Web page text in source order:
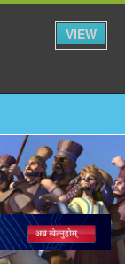
VIEW